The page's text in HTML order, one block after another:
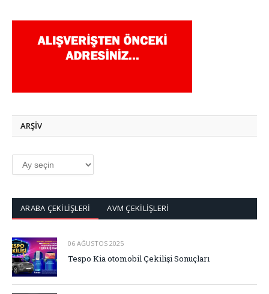
ARŞİV
ARŞİV
ARABA ÇEKİLİŞLERİ AVM ÇEKİLİŞLERİ
06 AĞUSTOS 2025
Tespo Kia otomobil Çekilişi Sonuçları